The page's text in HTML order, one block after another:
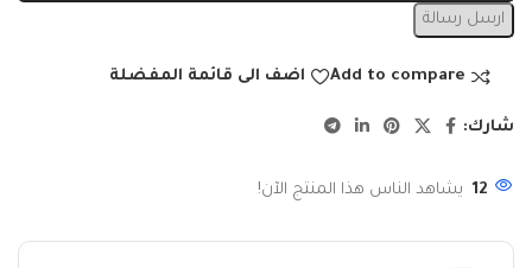
ارسل رسالة
Add to compare اضف الى قائمة المفضلة
شارك:
12 يشاهد الناس هذا المنتج الآن!